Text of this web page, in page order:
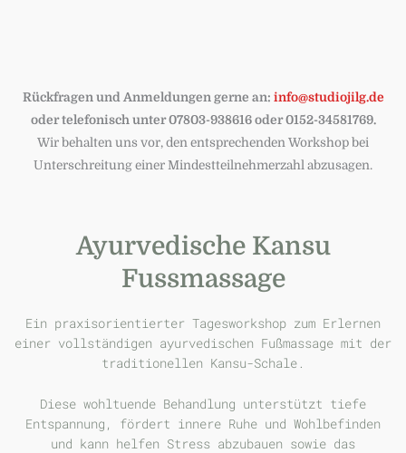
Rückfragen und Anmeldungen gerne an: info@studiojilg.de
oder telefonisch unter 07803-938616 oder 0152-34581769.
Wir behalten uns vor, den entsprechenden Workshop bei
Unterschreitung einer Mindestteilnehmerzahl abzusagen.
Ayurvedische Kansu
Fussmassage
Ein praxisorientierter Tagesworkshop zum Erlernen
einer vollständigen ayurvedischen Fußmassage mit der
traditionellen Kansu-Schale.
Diese wohltuende Behandlung unterstützt tiefe
Entspannung, fördert innere Ruhe und Wohlbefinden
und kann helfen Stress abzubauen sowie das